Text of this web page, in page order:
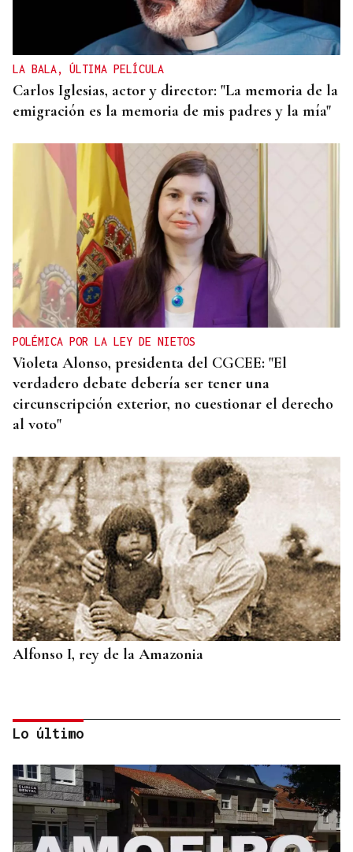
LA BALA, ÚLTIMA PELÍCULA
Carlos Iglesias, actor y director: "La memoria de la
emigración es la memoria de mis padres y la mía"
POLÉMICA POR LA LEY DE NIETOS
Violeta Alonso, presidenta del CGCEE: "El
verdadero debate debería ser tener una
circunscripción exterior, no cuestionar el derecho
al voto"
Alfonso I, rey de la Amazonia
Lo último